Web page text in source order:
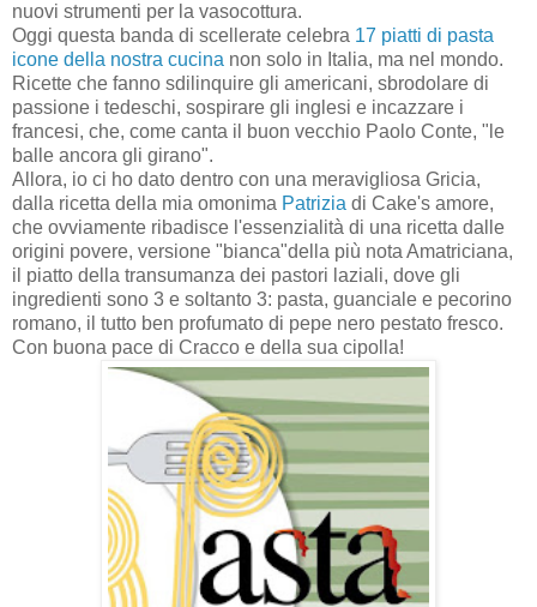
nuovi strumenti per la vasocottura.
Oggi questa banda di scellerate celebra 17 piatti di pasta
icone della nostra cucina non solo in Italia, ma nel mondo.
Ricette che fanno sdilinquire gli americani, sbrodolare di
passione i tedeschi, sospirare gli inglesi e incazzare i
francesi, che, come canta il buon vecchio Paolo Conte, "le
balle ancora gli girano".
Allora, io ci ho dato dentro con una meravigliosa Gricia,
dalla ricetta della mia omonima Patrizia di Cake's amore,
che ovviamente ribadisce l'essenzialità di una ricetta dalle
origini povere, versione "bianca"della più nota Amatriciana,
il piatto della transumanza dei pastori laziali, dove gli
ingredienti sono 3 e soltanto 3: pasta, guanciale e pecorino
romano, il tutto ben profumato di pepe nero pestato fresco.
Con buona pace di Cracco e della sua cipolla!